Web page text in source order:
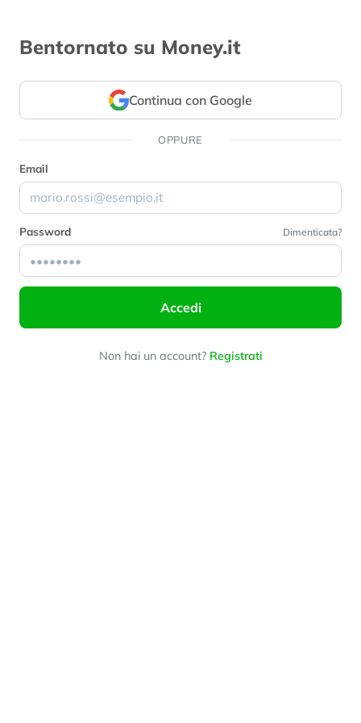
Bentornato su Money.it
Continua con Google
OPPURE
Email
Password Dimenticata?
Accedi
Non hai un account? Registrati